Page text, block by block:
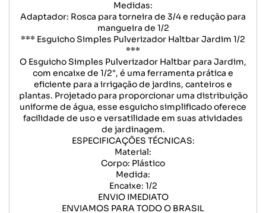
Medidas:
Adaptador: Rosca para torneira de 3/4 e redução para
mangueira de 1/2
*** Esguicho Simples Pulverizador Haltbar Jardim 1/2
***
O Esguicho Simples Pulverizador Haltbar para Jardim,
com encaixe de 1/2", é uma ferramenta prática e
eficiente para a irrigação de jardins, canteiros e
plantas. Projetado para proporcionar uma distribuição
uniforme de água, esse esguicho simplificado oferece
facilidade de uso e versatilidade em suas atividades
de jardinagem.
ESPECIFICAÇÕES TÉCNICAS:
Material:
Corpo: Plástico
Medida:
Encaixe: 1/2
ENVIO IMEDIATO
ENVIAMOS PARA TODO O BRASIL